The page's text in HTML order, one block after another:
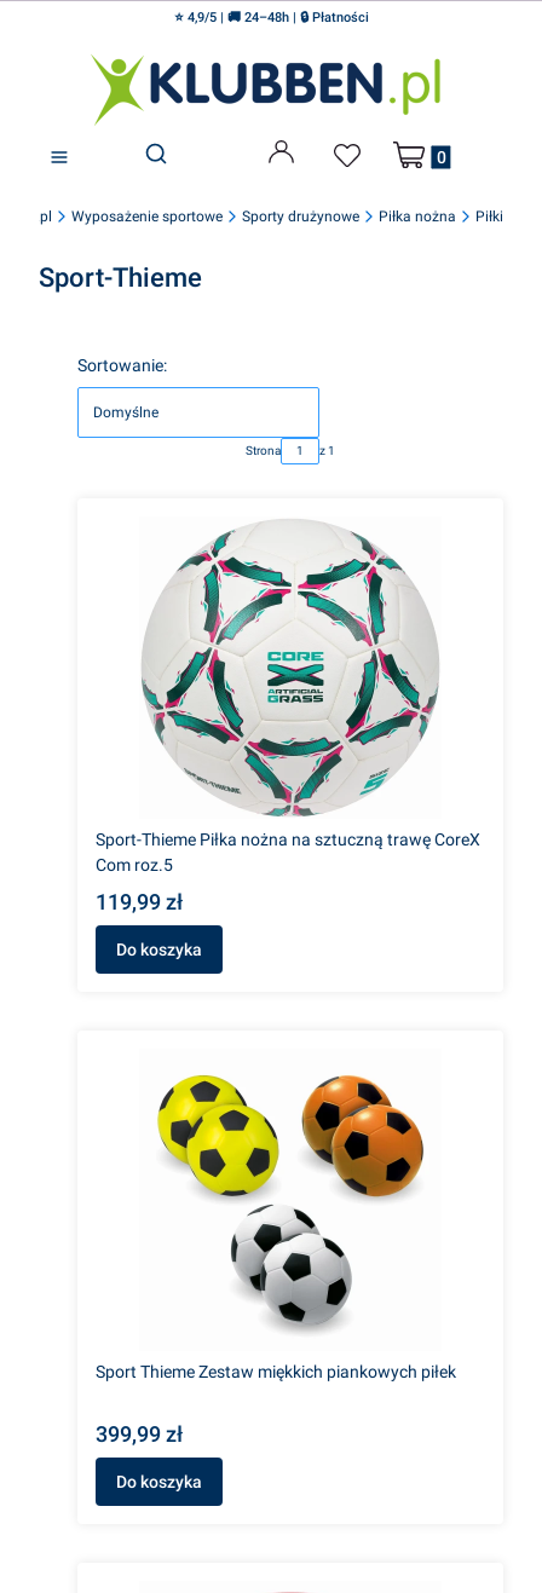
⭐ 4,9/5 | 🚚 24–48h | 🔒 Płatności
Otwórz wyszukiwarkę
Produkty w
Wyposażenie sportowe Sporty drużynowe Piłka nożna Piłki
Sport-Thieme
Lista produktów
Sortowanie:
Domyślne
Strona z 1
Sport-Thieme Piłka nożna na sztuczną trawę CoreX
Com roz.5
119,99 zł
Do koszyka
Sport Thieme Zestaw miękkich piankowych piłek
399,99 zł
Do koszyka